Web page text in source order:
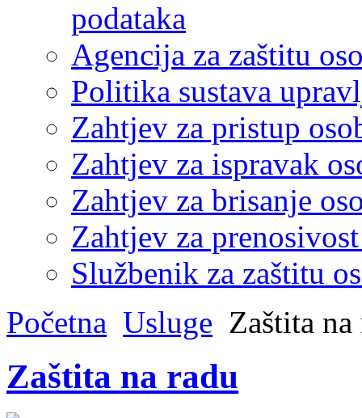
podataka
Agencija za zaštitu
Politika sustava
Zahtjev za pristup
Zahtjev za ispravak
Zahtjev za brisanje
Zahtjev za
Službenik za zaštitu
Početna Usluge Zaštita na
Zaštita na radu